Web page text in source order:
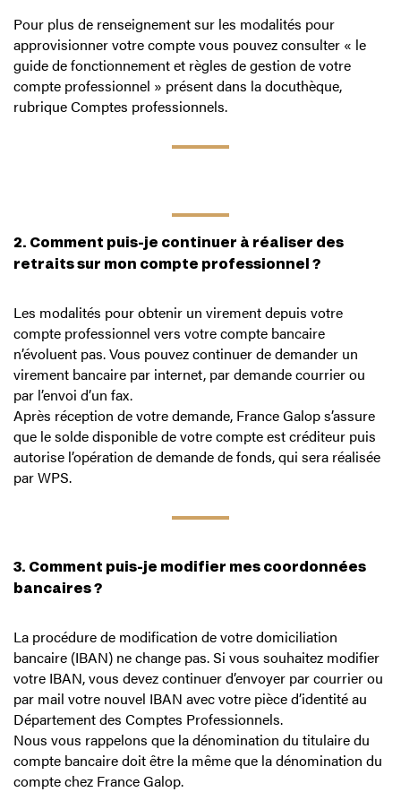
Pour plus de renseignement sur les modalités pour
approvisionner votre compte vous pouvez consulter « le
guide de fonctionnement et règles de gestion de votre
compte professionnel » présent dans la docuthèque,
rubrique Comptes professionnels.
2. Comment puis-je continuer à réaliser des
retraits sur mon compte professionnel ?
Les modalités pour obtenir un virement depuis votre
compte professionnel vers votre compte bancaire
n’évoluent pas. Vous pouvez continuer de demander un
virement bancaire par internet, par demande courrier ou
par l’envoi d’un fax.
Après réception de votre demande, France Galop s’assure
que le solde disponible de votre compte est créditeur puis
autorise l’opération de demande de fonds, qui sera réalisée
par WPS.
3. Comment puis-je modifier mes coordonnées
bancaires ?
La procédure de modification de votre domiciliation
bancaire (IBAN) ne change pas. Si vous souhaitez modifier
votre IBAN, vous devez continuer d’envoyer par courrier ou
par mail votre nouvel IBAN avec votre pièce d’identité au
Département des Comptes Professionnels.
Nous vous rappelons que la dénomination du titulaire du
compte bancaire doit être la même que la dénomination du
compte chez France Galop.